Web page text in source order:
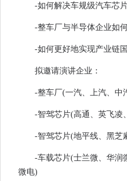
-如何解决车规级汽车芯
-整车厂与半导体企业如
-如何更好地实现产业链
拟邀请演讲企业：
-整车厂(一汽、上汽、中
-智驾芯片(高通、英飞凌
-智驾芯片(地平线、黑芝
-车载芯片(士兰微、华润
微电)